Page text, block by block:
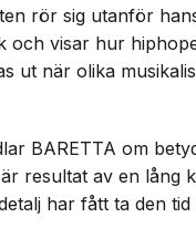
rör sig utanför
och visar hur
ut när olika
BARETTA om
resultat av en lång
har fått ta den tid